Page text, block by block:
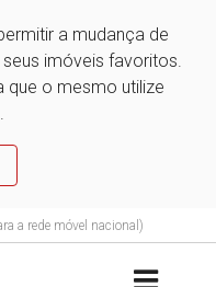
a mudança de
imóveis favoritos.
que o mesmo utilize
a rede móvel nacional)